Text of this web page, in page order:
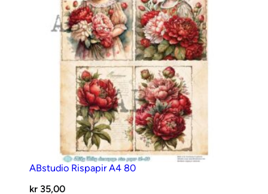
ABstudio Rispapir A4 80
kr 35,00